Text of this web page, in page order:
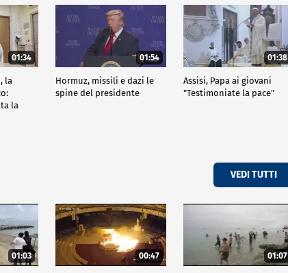
01:34
la
la
01:54
Hormuz, missili e dazi le
spine del presidente
01:38
Assisi, Papa ai giovani
"Testimoniate la pace"
VEDI TUTTI
01:03 00:47 01:07